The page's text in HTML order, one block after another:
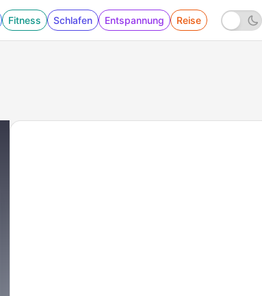
Fitness Schlafen Entspannung Reise